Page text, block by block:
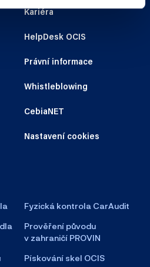
Kariéra
HelpDesk OCIS
Právní informace
Whistleblowing
CebiaNET
Nastavení cookies
Fyzická kontrola CarAudit
Prověření původu
v zahraničí PROVIN
Pískování skel OCIS